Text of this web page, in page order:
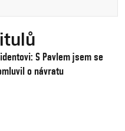
S Pavlem jsem se
o návratu